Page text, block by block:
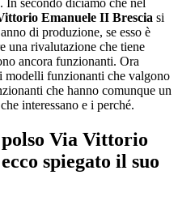
Emanuele II Brescia si
di produzione, se esso è
una rivalutazione che tiene
ancora funzionanti. Ora
modelli funzionanti che valgono
che hanno comunque un
interessano e i perché.
polso Via Vittorio
spiegato il suo